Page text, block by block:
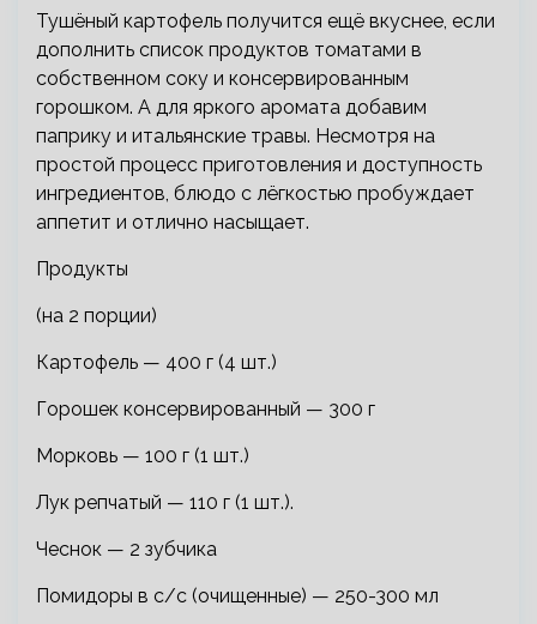
Тушёный картофель получится ещё вкуснее, если
дополнить список продуктов томатами в
собственном соку и консервированным
горошком. А для яркого аромата добавим
паприку и итальянские травы. Несмотря на
простой процесс приготовления и доступность
ингредиентов, блюдо с лёгкостью пробуждает
аппетит и отлично насыщает.
Продукты
(на 2 порции)
Картофель — 400 г (4 шт.)
Горошек консервированный — 300 г
Морковь — 100 г (1 шт.)
Лук репчатый — 110 г (1 шт.).
Чеснок — 2 зубчика
Помидоры в с/с (очищенные) — 250-300 мл